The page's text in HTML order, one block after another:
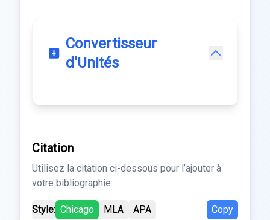
Convertisseur
d'Unités
Citation
Utilisez la citation ci-dessous pour l’ajouter à
votre bibliographie:
Style: Chicago MLA APA Copy